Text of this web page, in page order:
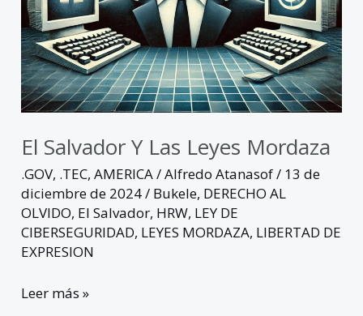
El Salvador Y Las Leyes Mordaza
.GOV, .TEC,AMERICA/Alfredo Atanasof/ 13 de
diciembre de 2024/ Bukele, DERECHO AL
OLVIDO, El Salvador, HRW, LEY DE
CIBERSEGURIDAD, LEYES MORDAZA, LIBERTAD DE
EXPRESION
Leer más »